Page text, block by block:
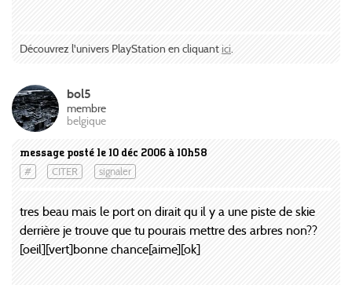
Découvrez l'univers PlayStation en cliquantici
message posté le 10 déc 2006 à 10h58
# CITER signaler
bol5
membre
belgique
tres beau mais le port on dirait qu il y a une piste de skie
derrière je trouve que tu pourais mettre des arbres non??
[oeil][vert]bonne chance[aime][ok]